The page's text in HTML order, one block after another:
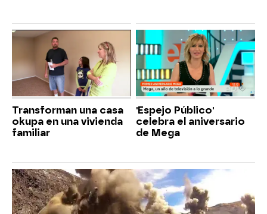
Transforman una casa
okupa en una vivienda
familiar
'Espejo Público'
celebra el aniversario
de Mega